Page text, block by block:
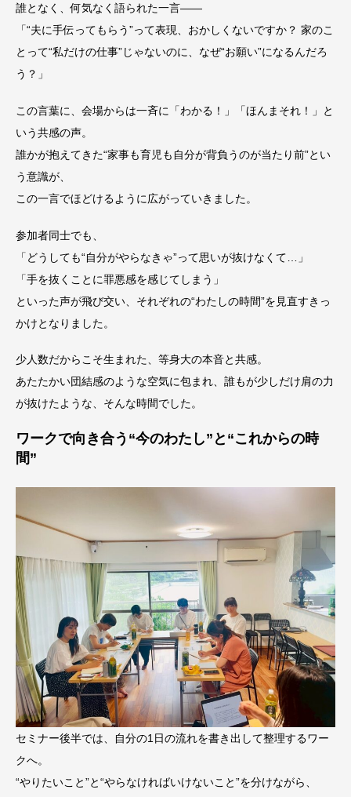
誰となく、何気なく語られた一言――
「“夫に手伝ってもらう”って表現、おかしくないですか？ 家のこ
とって“私だけの仕事”じゃないのに、なぜ“お願い”になるんだろ
う？」
この言葉に、会場からは一斉に「わかる！」「ほんまそれ！」と
いう共感の声。
誰かが抱えてきた“家事も育児も自分が背負うのが当たり前”とい
う意識が、
この一言でほどけるように広がっていきました。
参加者同士でも、
「どうしても“自分がやらなきゃ”って思いが抜けなくて…」
「手を抜くことに罪悪感を感じてしまう」
といった声が飛び交い、それぞれの“わたしの時間”を見直すきっ
かけとなりました。
少人数だからこそ生まれた、等身大の本音と共感。
あたたかい団結感のような空気に包まれ、誰もが少しだけ肩の力
が抜けたような、そんな時間でした。
ワークで向き合う“今のわたし”と“これからの時
間”
セミナー後半では、自分の1日の流れを書き出して整理するワー
クへ。
“やりたいこと”と“やらなければいけないこと”を分けながら、